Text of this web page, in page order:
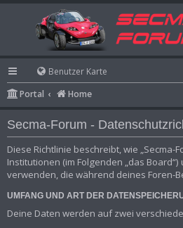
Benutzer Karte
Portal
Home
Secma-Forum -
Diese Richtlinie beschreibt, wie „Secma-
Institutionen (im Folgenden „das
verwenden, die während deines Foren-
UMFANG UND ART DER
Deine Daten werden auf zwei